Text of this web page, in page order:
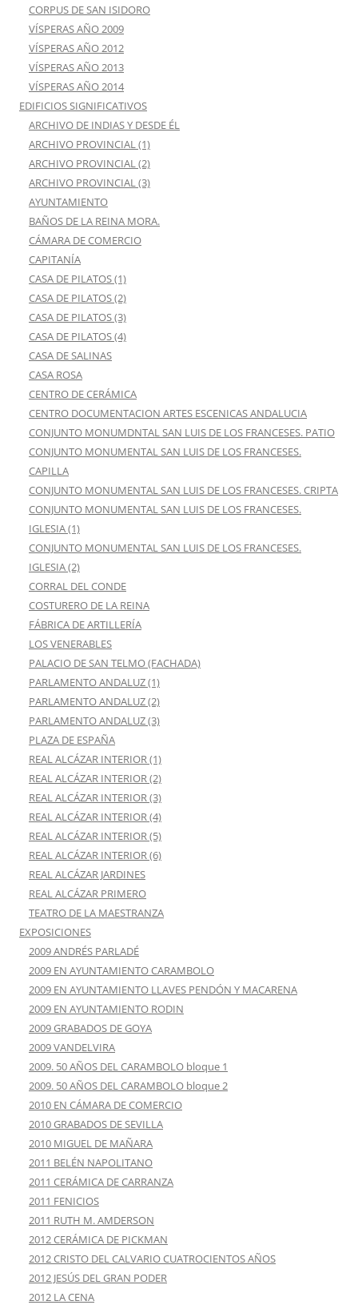
CORPUS DE SAN ISIDORO
VÍSPERAS AÑO 2009
VÍSPERAS AÑO 2012
VÍSPERAS AÑO 2013
VÍSPERAS AÑO 2014
EDIFICIOS SIGNIFICATIVOS
ARCHIVO DE INDIAS Y DESDE ÉL
ARCHIVO PROVINCIAL (1)
ARCHIVO PROVINCIAL (2)
ARCHIVO PROVINCIAL (3)
AYUNTAMIENTO
BAÑOS DE LA REINA MORA.
CÁMARA DE COMERCIO
CAPITANÍA
CASA DE PILATOS (1)
CASA DE PILATOS (2)
CASA DE PILATOS (3)
CASA DE PILATOS (4)
CASA DE SALINAS
CASA ROSA
CENTRO DE CERÁMICA
CENTRO DOCUMENTACION ARTES ESCENICAS ANDALUCIA
CONJUNTO MONUMDNTAL SAN LUIS DE LOS FRANCESES. PATIO
CONJUNTO MONUMENTAL SAN LUIS DE LOS FRANCESES.
CAPILLA
CONJUNTO MONUMENTAL SAN LUIS DE LOS FRANCESES. CRIPTA
CONJUNTO MONUMENTAL SAN LUIS DE LOS FRANCESES.
IGLESIA (1)
CONJUNTO MONUMENTAL SAN LUIS DE LOS FRANCESES.
IGLESIA (2)
CORRAL DEL CONDE
COSTURERO DE LA REINA
FÁBRICA DE ARTILLERÍA
LOS VENERABLES
PALACIO DE SAN TELMO (FACHADA)
PARLAMENTO ANDALUZ (1)
PARLAMENTO ANDALUZ (2)
PARLAMENTO ANDALUZ (3)
PLAZA DE ESPAÑA
REAL ALCÁZAR INTERIOR (1)
REAL ALCÁZAR INTERIOR (2)
REAL ALCÁZAR INTERIOR (3)
REAL ALCÁZAR INTERIOR (4)
REAL ALCÁZAR INTERIOR (5)
REAL ALCÁZAR INTERIOR (6)
REAL ALCÁZAR JARDINES
REAL ALCÁZAR PRIMERO
TEATRO DE LA MAESTRANZA
EXPOSICIONES
2009 ANDRÉS PARLADÉ
2009 EN AYUNTAMIENTO CARAMBOLO
2009 EN AYUNTAMIENTO LLAVES PENDÓN Y MACARENA
2009 EN AYUNTAMIENTO RODIN
2009 GRABADOS DE GOYA
2009 VANDELVIRA
2009. 50 AÑOS DEL CARAMBOLO bloque 1
2009. 50 AÑOS DEL CARAMBOLO bloque 2
2010 EN CÁMARA DE COMERCIO
2010 GRABADOS DE SEVILLA
2010 MIGUEL DE MAÑARA
2011 BELÉN NAPOLITANO
2011 CERÁMICA DE CARRANZA
2011 FENICIOS
2011 RUTH M. AMDERSON
2012 CERÁMICA DE PICKMAN
2012 CRISTO DEL CALVARIO CUATROCIENTOS AÑOS
2012 JESÚS DEL GRAN PODER
2012 LA CENA